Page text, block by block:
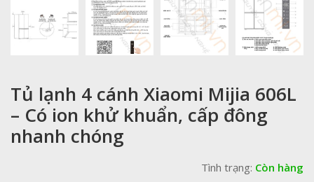
Tủ lạnh 4 cánh Xiaomi Mijia 606L
– Có ion khử khuẩn, cấp đông
nhanh chóng
Tình trạng: Còn hàng